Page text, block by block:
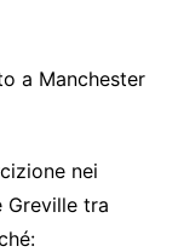
a Manchester
nei
Greville tra